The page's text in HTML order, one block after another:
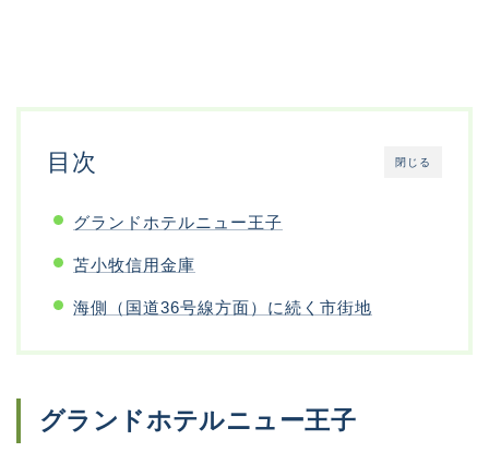
閉じる
目次
グランドホテルニュー王子
苫小牧信用金庫
海側（国道36号線方面）に続く市街地
グランドホテルニュー王子